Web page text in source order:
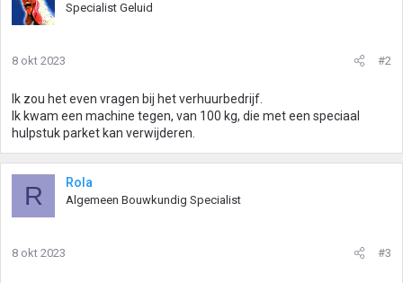
Specialist Geluid
8 okt 2023 #2
Ik zou het even vragen bij het verhuurbedrijf.
Ik kwam een machine tegen, van 100 kg, die met een speciaal
hulpstuk parket kan verwijderen.
R Rola
Algemeen Bouwkundig Specialist
8 okt 2023 #3